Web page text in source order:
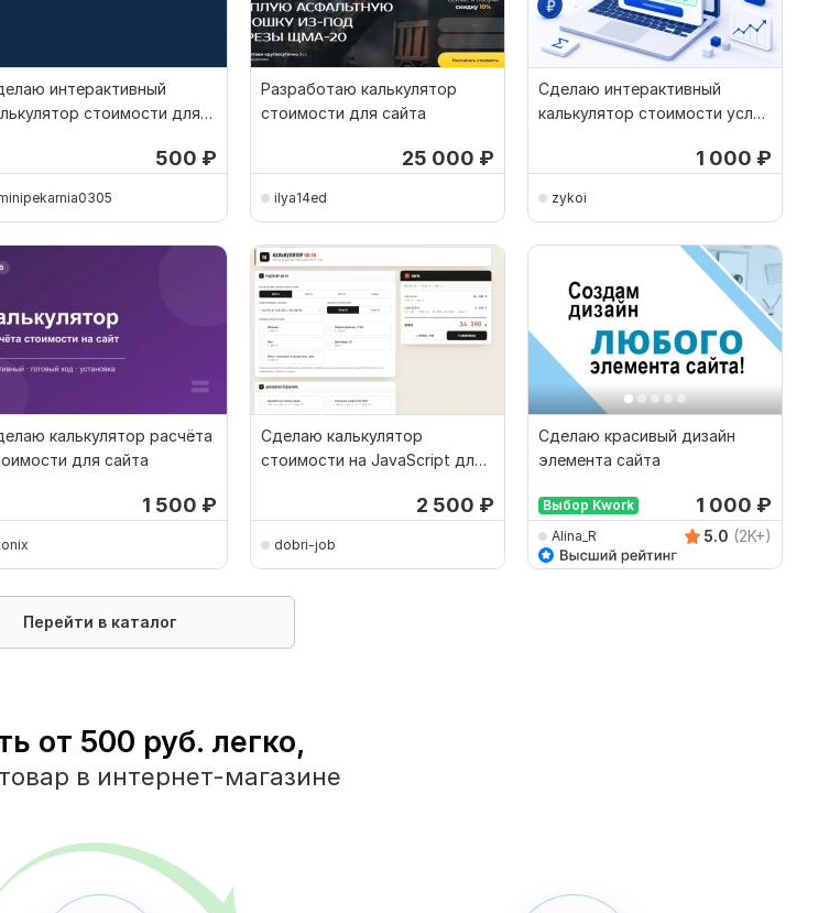
интерактивный
стоимости для
500 ₽
Разработаю калькулятор
стоимости для сайта
25 000 ₽
ilya14ed
Сделаю интерактивный
калькулятор стоимости услуг
1 000 ₽
zykoi
калькулятор расчёта
для сайта
1 500 ₽
Сделаю калькулятор
стоимости на JavaScript для
2 500 ₽
dobri-job
Сделаю красивый дизайн
элемента сайта
Выбор Kwork 1 000 ₽
Alina_R 5.0 (2K+)
Перейти в каталог
от 500 руб. легко,
в интернет-магазине